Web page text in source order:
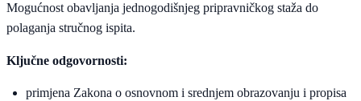
Mogućnost obavljanja jednogodišnjeg pripravničkog staža do
polaganja stručnog ispita.
Ključne odgovornosti:
primjena Zakona o osnovnom i srednjem obrazovanju i propisa